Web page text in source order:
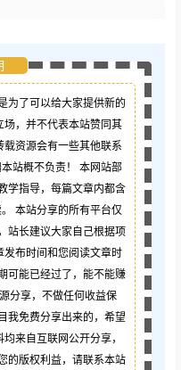
为了可以给大家提供新的
，并不代表本站赞同其
资源会有一些其他联系
站概不负责！ 本网站部
学指导，每篇文章内都含
本站分享的所有平台仅
站长建议大家自己根据项
布时间和您阅读文章时
可能已经过了，能不能赚
分享，不做任何收益保
我免费分享出来的，希望
来自互联网公开分享，
的版权利益，请联系本站